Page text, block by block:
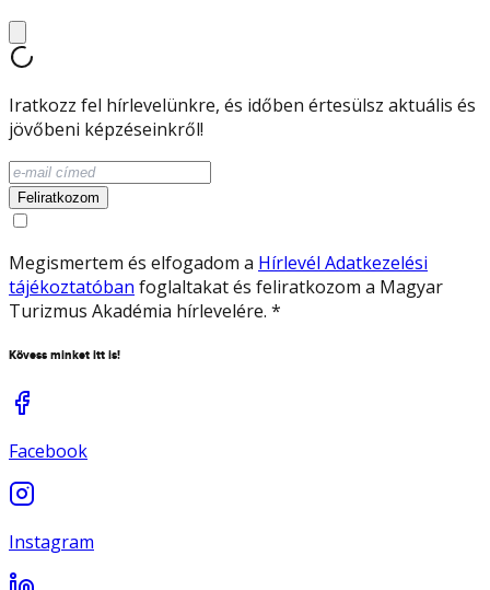
Iratkozz fel hírlevelünkre, és időben értesülsz aktuális és
jövőbeni képzéseinkről!
Feliratkozom
Megismertem és elfogadom a Hírlevél Adatkezelési
tájékoztatóban foglaltakat és feliratkozom a Magyar
Turizmus Akadémia hírlevelére. *
Kövess minket itt is!
Facebook
Instagram